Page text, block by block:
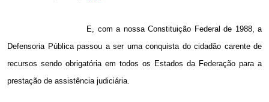
E, com a nossa Constituição Federal de 1988, a
Defensoria Pública passou a ser uma conquista do cidadão carente de
recursos sendo obrigatória em todos os Estados da Federação para a
prestação de assistência judiciária.